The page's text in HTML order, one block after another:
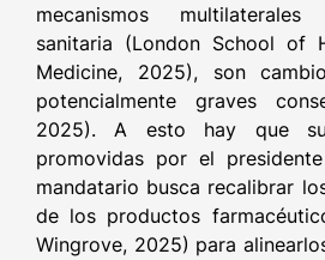
mecanismos
sanitaria (London School of
Medicine, 2025), son
potencialmente graves
2025). A esto hay que
promovidas por el
mandatario busca recalibrar
de los productos
Wingrove, 2025) para